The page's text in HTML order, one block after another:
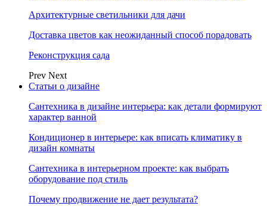
Архитектурные светильники для дачи
Доставка цветов как неожиданный способ порадовать
Реконструкция сада
Prev Next
Статьи о дизайне
Сантехника в дизайне интерьера: как детали формируют
характер ванной
Кондиционер в интерьере: как вписать климатику в
дизайн комнаты
Сантехника в интерьерном проекте: как выбрать
оборудование под стиль
Почему продвижение не дает результата?